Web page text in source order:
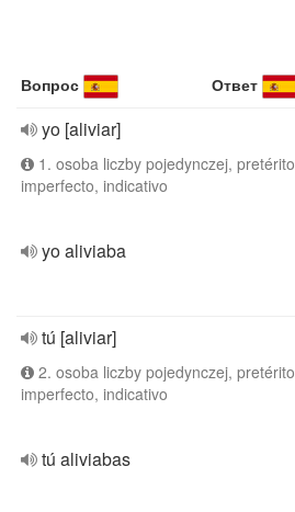
Вопрос Ответ
yo [aliviar]
1. osoba liczby pojedynczej, pretérito
imperfecto, indicativo
yo aliviaba
tú [aliviar]
2. osoba liczby pojedynczej, pretérito
imperfecto, indicativo
tú aliviabas